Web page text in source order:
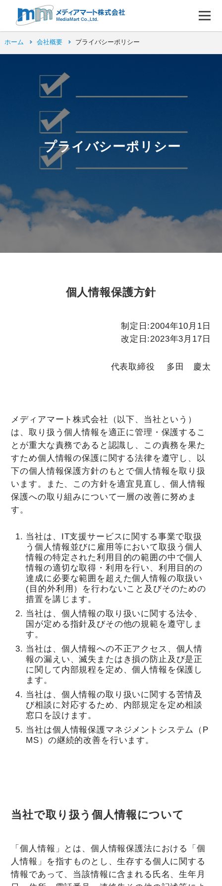
ホーム 会社概要 プライバシーポリシー
プライバシーポリシー
個人情報保護方針
制定日:2004年10月1日
改定日:2023年3月17日
代表取締役 多田 慶太
メディアマート株式会社（以下、当社という）
は、取り扱う個人情報を適正に管理・保護するこ
とが重大な責務であると認識し、この責務を果た
すため個人情報の保護に関する法律を遵守し、以
下の個人情報保護方針のもとで個人情報を取り扱
います。また、この方針を適宜見直し、個人情報
保護への取り組みについて一層の改善に努めま
す。
当社は、IT支援サービスに関する事業で取扱
う個人情報並びに雇用等において取扱う個人
情報の特定された利用目的の範囲の中で個人
情報の適切な取得・利用を行い、利用目的の
達成に必要な範囲を超えた個人情報の取扱い
(目的外利用）を行わないこと及びそのための
措置を講じます。
当社は、個人情報の取り扱いに関する法令、
国が定める指針及びその他の規範を遵守しま
す。
当社は、個人情報への不正アクセス、個人情
報の漏えい、滅失またはき損の防止及び是正
に関して内部規程を定め、個人情報を保護し
ます。
当社は、個人情報の取り扱いに関する苦情及
び相談に対応するため、内部規定を定め相談
窓口を設けます。
当社は個人情報保護マネジメントシステム（P
MS）の継続的改善を行います。
当社で取り扱う個人情報について
「個人情報」とは、個人情報保護法における「個
人情報」を指すものとし、生存する個人に関する
情報であって、当該情報に含まれる氏名、生年月